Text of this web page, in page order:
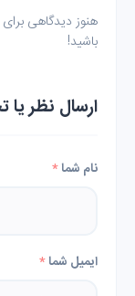
هنوز دیدگاهی
باشید!
ارسال نظر یا
نام شما*
ایمیل شما*